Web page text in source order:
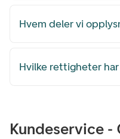
Hvem deler vi
Hvilke rettigheter
Kundeservice